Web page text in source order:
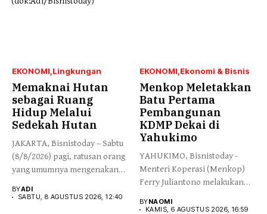
EKONOMI Lingkungan
Memaknai Hutan
sebagai Ruang
Hidup Melalui
Sedekah Hutan
JAKARTA, Bisnistoday – Sabtu
(8/8/2026) pagi, ratusan orang
yang umumnya mengenakan
BYADI
SABTU, 8 AGUSTUS 2026, 12:40
EKONOMI Ekonomi & Bisnis
Menkop Meletakkan
Batu Pertama
Pembangunan
KDMP Dekai di
Yahukimo
YAHUKIMO, Bisnistoday -
Menteri Koperasi (Menkop)
Ferry Juliantono melakukan
BYNAOMI
KAMIS, 6 AGUSTUS 2026, 16:59